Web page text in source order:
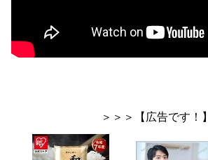
＞＞＞【広告です！】